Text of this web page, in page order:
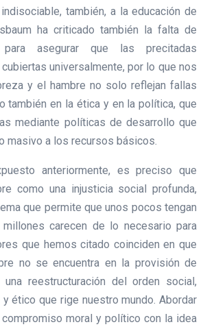
también, a la educación de
ha criticado también la falta de
asegurar que las precitadas
universalmente, por lo que nos
y el hambre no solo reflejan fallas
también en la ética y en la política, que
mediante políticas de desarrollo que
masivo a los recursos básicos.
anteriormente, es preciso que
como una injusticia social profunda,
que permite que unos pocos tengan
carecen de lo necesario para
que hemos citado coinciden en que
no se encuentra en la provisión de
reestructuración del orden social,
ético que rige nuestro mundo. Abordar
moral y político con la idea